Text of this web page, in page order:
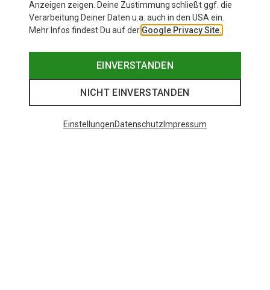
Anzeigen zeigen. Deine Zustimmung schließt ggf. die
Verarbeitung Deiner Daten u.a. auch in den USA ein.
Mehr Infos findest Du auf der Google Privacy Site.
EINVERSTANDEN
NICHT EINVERSTANDEN
EinstellungenDatenschutz Impressum